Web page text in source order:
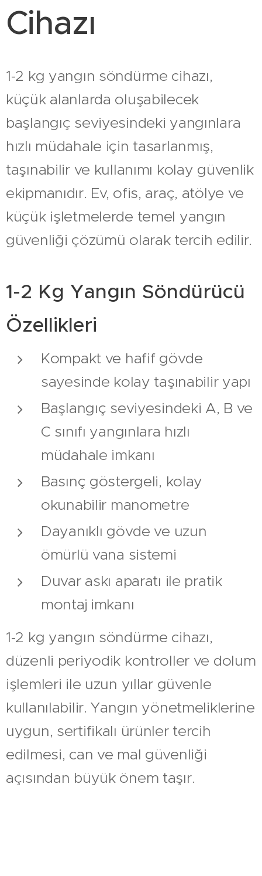
Cihazı
1-2 kg yangın söndürme cihazı,
küçük alanlarda oluşabilecek
başlangıç seviyesindeki yangınlara
hızlı müdahale için tasarlanmış,
taşınabilir ve kullanımı kolay güvenlik
ekipmanıdır. Ev, ofis, araç, atölye ve
küçük işletmelerde temel yangın
güvenliği çözümü olarak tercih edilir.
1-2 Kg Yangın Söndürücü
Özellikleri
Kompakt ve hafif gövde
sayesinde kolay taşınabilir yapı
Başlangıç seviyesindeki A, B ve
C sınıfı yangınlara hızlı
müdahale imkanı
Basınç göstergeli, kolay
okunabilir manometre
Dayanıklı gövde ve uzun
ömürlü vana sistemi
Duvar askı aparatı ile pratik
montaj imkanı
1-2 kg yangın söndürme cihazı,
düzenli periyodik kontroller ve dolum
işlemleri ile uzun yıllar güvenle
kullanılabilir. Yangın yönetmeliklerine
uygun, sertifikalı ürünler tercih
edilmesi, can ve mal güvenliği
açısından büyük önem taşır.